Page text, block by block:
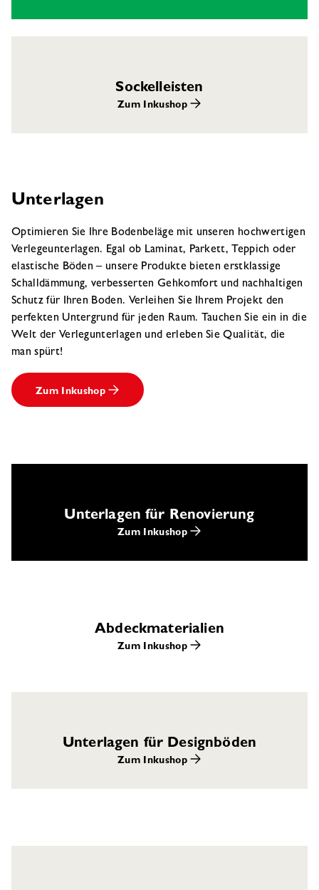
Sockelleisten
Zum Inkushop
Unterlagen
Optimieren Sie Ihre Bodenbeläge mit unseren hochwertigen
Verlegeunterlagen. Egal ob Laminat, Parkett, Teppich oder
elastische Böden – unsere Produkte bieten erstklassige
Schalldämmung, verbesserten Gehkomfort und nachhaltigen
Schutz für Ihren Boden. Verleihen Sie Ihrem Projekt den
perfekten Untergrund für jeden Raum. Tauchen Sie ein in die
Welt der Verlegunterlagen und erleben Sie Qualität, die
man spürt!
Zum Inkushop
Unterlagen für Renovierung
Zum Inkushop
Abdeckmaterialien
Zum Inkushop
Unterlagen für Designböden
Zum Inkushop